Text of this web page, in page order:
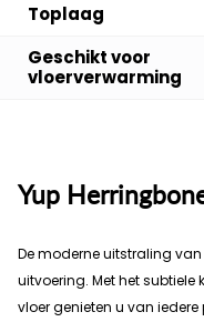
Toplaag
Geschikt voor
vloerverwarming
Yup
De moderne uitstraling
uitvoering. Met het subtiele
vloer genieten u van